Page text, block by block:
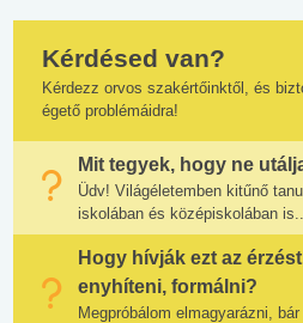
Kérdésed van?
Kérdezz orvos szakértőinktől, és
égető problémáidra!
Mit tegyek, hogy ne
Üdv! Világéletemben kitűnő
iskolában és középiskolában
Hogy hívják ezt az
enyhíteni, formálni?
Megpróbálom elmagyarázni,